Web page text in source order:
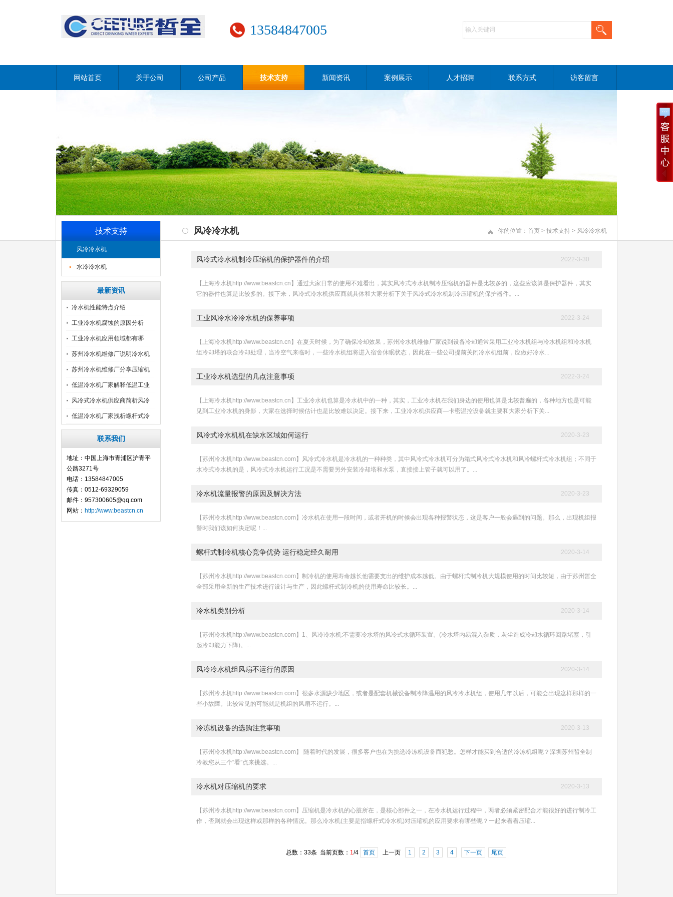
13584847005
网站首页 关于公司 公司产品 技术支持 新闻资讯 案例展示 人才招聘 联系方式 访客留言
技术支持
风冷冷水机
水冷冷水机
最新资讯
冷水机性能特点介绍
工业冷水机腐蚀的原因分析
工业冷水机应用领域都有哪
些？
苏州冷水机维修厂说明冷水机
组
苏州冷水机维修厂分享压缩机
的
低温冷水机厂家解释低温工业
冷
风冷式冷水机供应商简析风冷
式
低温冷水机厂家浅析螺杆式冷
水
联系我们
地址：中国上海市青浦区沪青平
公路3271号
电话：13584847005
传真：0512-69329059
邮件：957300605@qq.com
网站： http://www.beastcn.cn
风冷冷水机 你的位置： 首页 > 技术支持 > 风冷冷水机
风冷式冷水机制冷压缩机的保护器件的介绍 2022-3-30
【上海冷水机http://www.beastcn.cn】通过大家日常的使用不难看出，其实风冷式冷水机制冷压缩机的器件是比较多的，这些应该算是保护器件，其实
它的器件也算是比较多的。接下来，风冷式冷水机供应商就具体和大家分析下关于风冷式冷水机制冷压缩机的保护器件。...
工业风冷水冷冷水机的保养事项 2022-3-24
【上海冷水机http://www.beastcn.cn】在夏天时候，为了确保冷却效果，苏州冷水机维修厂家说到设备冷却通常采用工业冷水机组与冷水机组和冷水机
组冷却塔的联合冷却处理，当冷空气来临时，一些冷水机组将进入宿舍休眠状态，因此在一些公司提前关闭冷水机组前，应做好冷水...
工业冷水机选型的几点注意事项 2022-3-24
【上海冷水机http://www.beastcn.cn】工业冷水机也算是冷水机中的一种，其实，工业冷水机在我们身边的使用也算是比较普遍的，各种地方也是可能
见到工业冷水机的身影，大家在选择时候估计也是比较难以决定。接下来，工业冷水机供应商—卡密温控设备就主要和大家分析下关...
风冷式冷水机机在缺水区域如何运行 2020-3-23
【苏州冷水机http://www.beastcn.com】风冷式冷水机是冷水机的一种种类，其中风冷式冷水机可分为箱式风冷式冷水机和风冷螺杆式冷水机组；不同于
水冷式冷水机的是，风冷式冷水机运行工况是不需要另外安装冷却塔和水泵，直接接上管子就可以用了。...
冷水机流量报警的原因及解决方法 2020-3-23
【苏州冷水机http://www.beastcn.com】冷水机在使用一段时间，或者开机的时候会出现各种报警状态，这是客户一般会遇到的问题。那么，出现机组报
警时我们该如何决定呢！...
螺杆式制冷机核心竞争优势 运行稳定经久耐用 2020-3-14
【苏州冷水机http://www.beastcn.com】制冷机的使用寿命越长他需要支出的维护成本越低。由于螺杆式制冷机大规模使用的时间比较短，由于苏州皙全
全部采用全新的生产技术进行设计与生产，因此螺杆式制冷机的使用寿命比较长。...
冷水机类别分析 2020-3-14
【苏州冷水机http://www.beastcn.com】1、风冷冷水机:不需要冷水塔的风冷式水循环装置。(冷水塔内易混入杂质，灰尘造成冷却水循环回路堵塞，引
起冷却能力下降)。...
风冷冷水机组风扇不运行的原因 2020-3-14
【苏州冷水机http://www.beastcn.com】很多水源缺少地区，或者是配套机械设备制冷降温用的风冷冷水机组，使用几年以后，可能会出现这样那样的一
些小故障。比较常见的可能就是机组的风扇不运行。...
冷冻机设备的选购注意事项 2020-3-13
【苏州冷水机http://www.beastcn.com】 随着时代的发展，很多客户也在为挑选冷冻机设备而犯愁。怎样才能买到合适的冷冻机组呢？深圳苏州皙全制
冷教您从三个“看”点来挑选。...
冷水机对压缩机的要求 2020-3-13
【苏州冷水机http://www.beastcn.com】压缩机是冷水机的心脏所在，是核心部件之一，在冷水机运行过程中，两者必须紧密配合才能很好的进行制冷工
作，否则就会出现这样或那样的各种情况。那么冷水机(主要是指螺杆式冷水机)对压缩机的应用要求有哪些呢？一起来看看压缩...
总数：33条 当前页数： 1/4 首页 上一页 1 2 3 4 下一页 尾页